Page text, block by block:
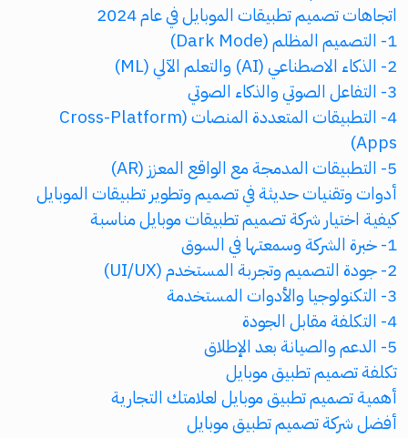
اتجاهات تصميم تطبيقات الموبايل في عام 2024
1- التصميم المظلم (Dark Mode)
2- الذكاء الاصطناعي (AI) والتعلم الآلي (ML)
3- التفاعل الصوتي والذكاء الصوتي
4- التطبيقات المتعددة المنصات (Cross-Platform
Apps)
5- التطبيقات المدمجة مع الواقع المعزز (AR)
أدوات وتقنيات حديثة في تصميم وتطوير تطبيقات الموبايل
كيفية اختيار شركة تصميم تطبيقات موبايل مناسبة
1- خبرة الشركة وسمعتها في السوق
2- جودة التصميم وتجربة المستخدم (UI/UX)
3- التكنولوجيا والأدوات المستخدمة
4- التكلفة مقابل الجودة
5- الدعم والصيانة بعد الإطلاق
تكلفة تصميم تطبيق موبايل
أهمية تصميم تطبيق موبايل لعلامتك التجارية
أفضل شركة تصميم تطبيق موبايل